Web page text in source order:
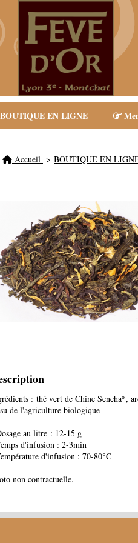
BOUTIQUE EN LIGNE
Accueil BOUTIQUE EN
: thé vert de Chine Sencha*,
de l'agriculture biologique
au litre : 12-15 g
d'infusion : 2-3min
d'infusion : 70-80°C
non contractuelle.